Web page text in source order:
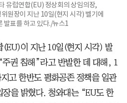
유럽연합(EU) 정상회의 상임의장,
원장이 지난 10일(현지 시각) 벨기에
발표를 하고 있다./뉴스1
(EU)이 지난 10일(현지 시각) 발
권 침해”라고 반발한 데 대해, 1
고 한반도 평화공존 정책을 일관
을 밝혔다. 청와대는 “EU도 한